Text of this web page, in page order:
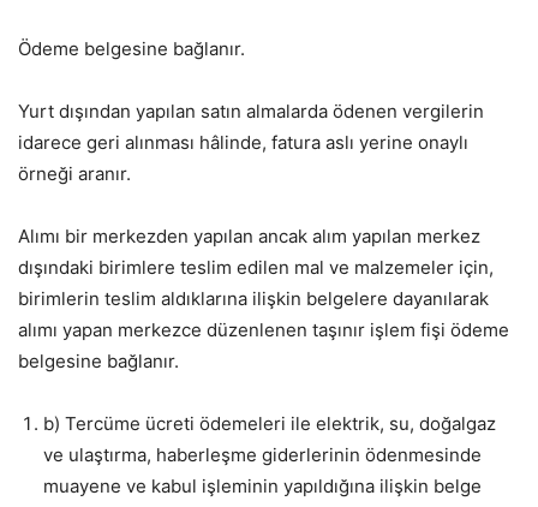
Ödeme belgesine bağlanır.
Yurt dışından yapılan satın almalarda ödenen vergilerin
idarece geri alınması hâlinde, fatura aslı yerine onaylı
örneği aranır.
Alımı bir merkezden yapılan ancak alım yapılan merkez
dışındaki birimlere teslim edilen mal ve malzemeler için,
birimlerin teslim aldıklarına ilişkin belgelere dayanılarak
alımı yapan merkezce düzenlenen taşınır işlem fişi ödeme
belgesine bağlanır.
b) Tercüme ücreti ödemeleri ile elektrik, su, doğalgaz
ve ulaştırma, haberleşme giderlerinin ödenmesinde
muayene ve kabul işleminin yapıldığına ilişkin belge